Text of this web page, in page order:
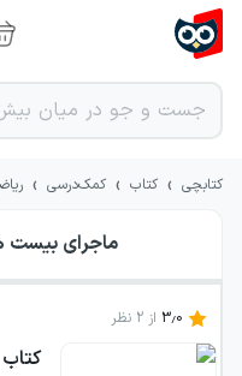
کتابچی › کتاب › کمک‌درسی ›
ماجرای
3.0 از2 نظر
کتاب